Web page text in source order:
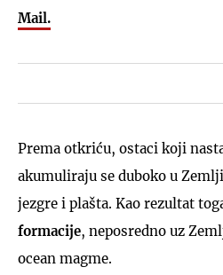
Mail.
Prema otkriću, ostaci koji
akumuliraju se duboko u
jezgre i plašta. Kao rezultat
formacije, neposredno uz
ocean magme.